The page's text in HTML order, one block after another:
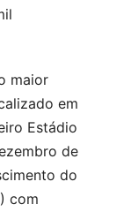
maior
em
Estádio
de
do
com